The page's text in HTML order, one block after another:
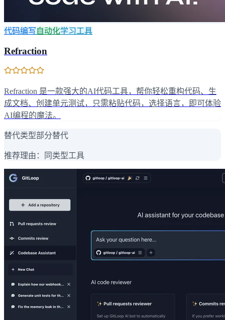
代码编写自动化学习工具
Refraction
Refraction 是一款强大的AI代码工具，帮你轻松重构代码、生
成文档、创建单元测试，只需粘贴代码，选择语言，即可体验
AI编程的魔法。
替代类型部分替代
推荐理由： 同类型工具